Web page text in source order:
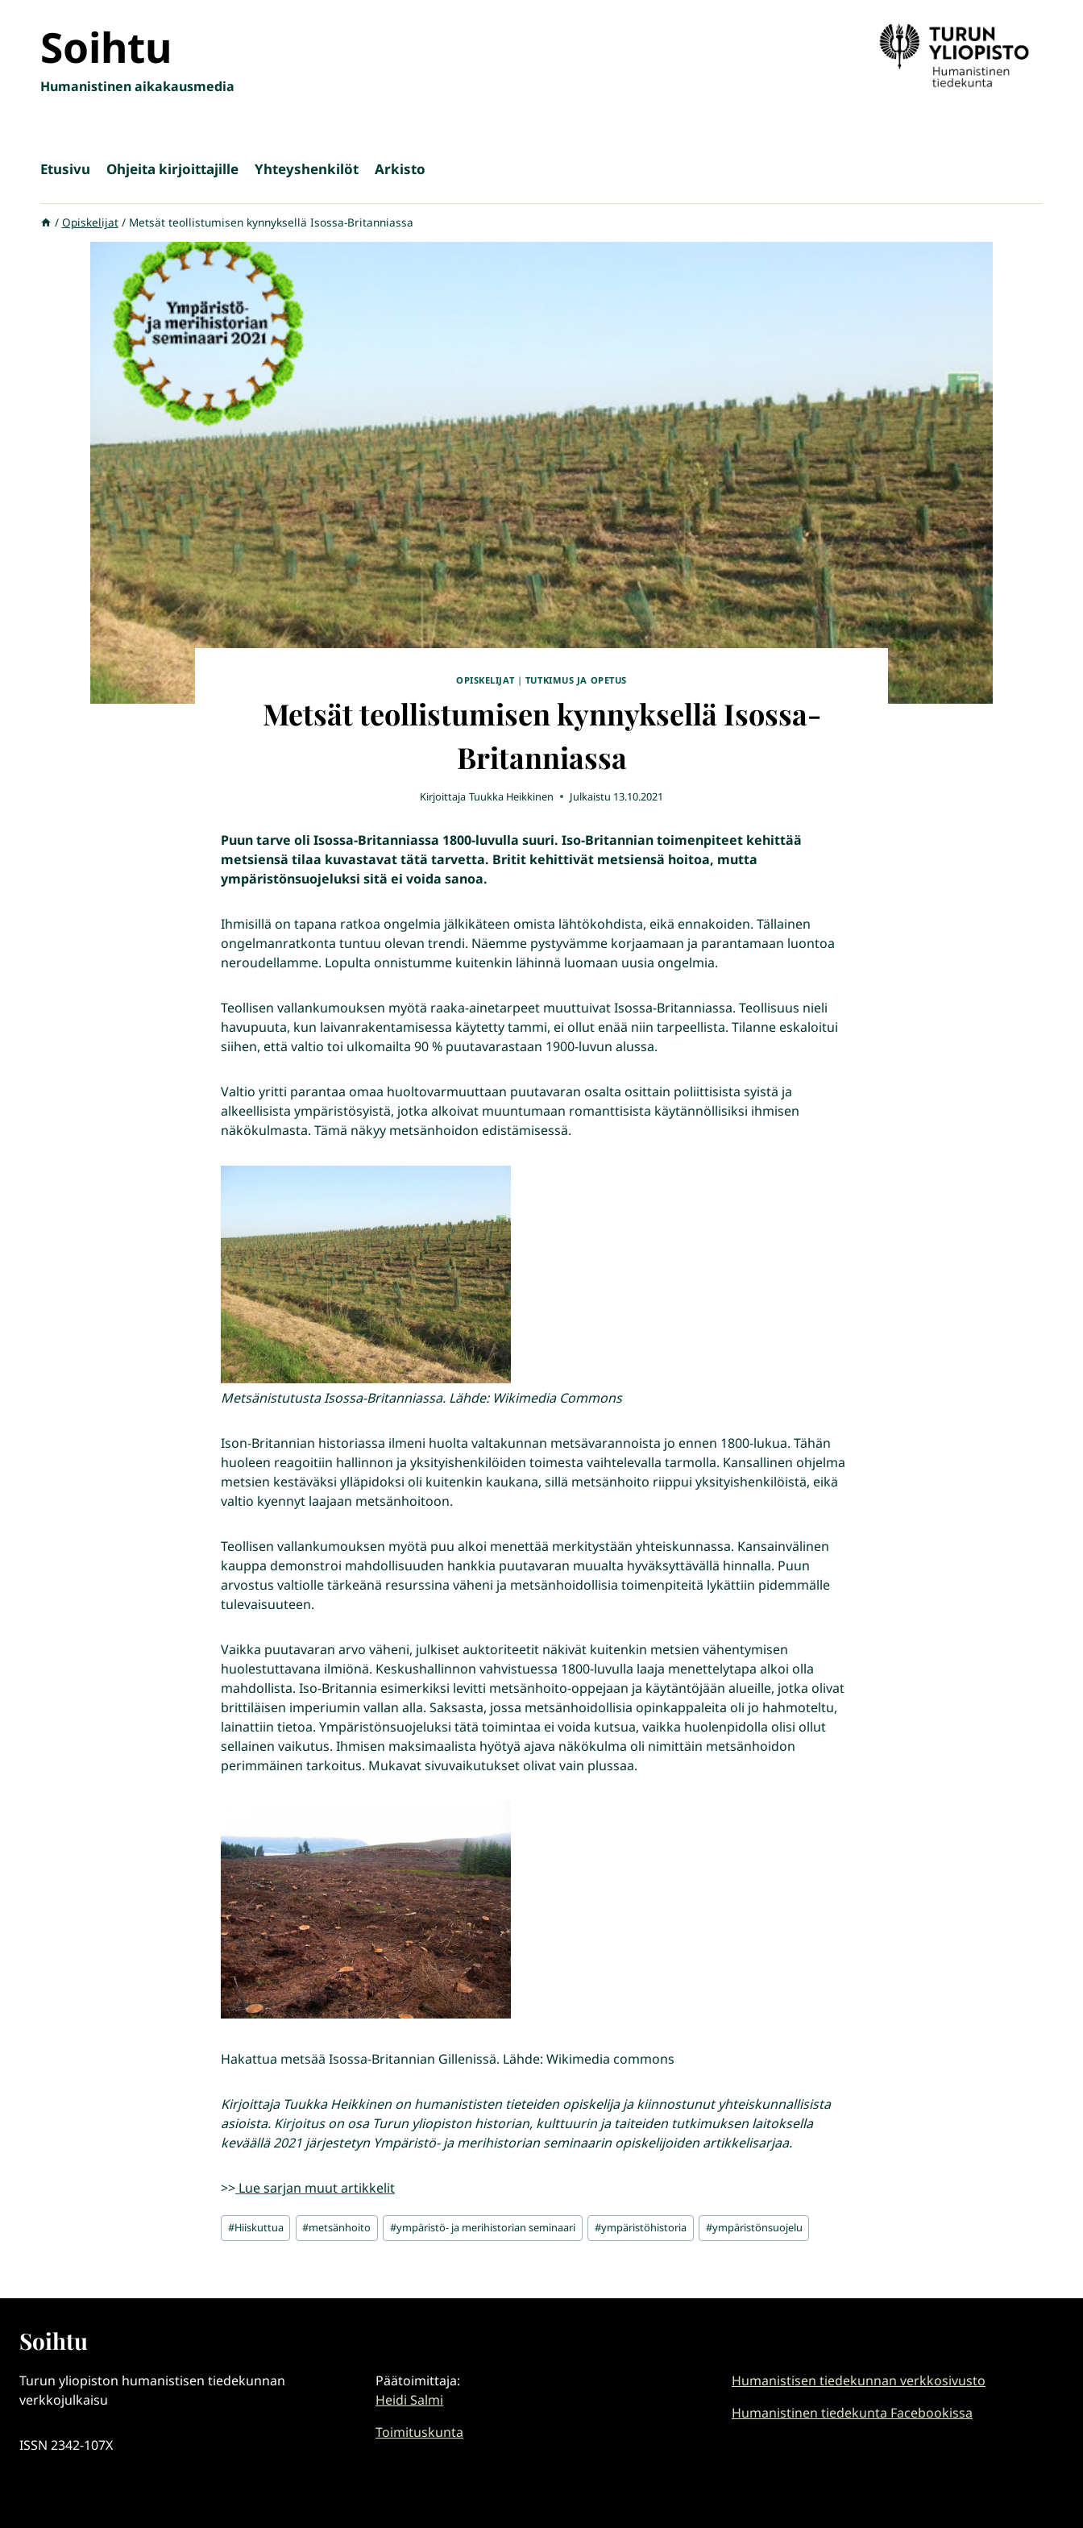
sisältöönSoihtu
Humanistinen aikakausmedia
Etusivu Ohjeita kirjoittajille Yhteyshenkilöt Arkisto
/ Opiskelijat / Metsät teollistumisen kynnyksellä Isossa-Britanniassa
OPISKELIJAT| TUTKIMUS JA OPETUS
Metsät teollistumisen kynnyksellä Isossa-
Britanniassa
Kirjoittaja Tuukka Heikkinen Julkaistu 13.10.2021
Puun tarve oli Isossa-Britanniassa 1800-luvulla suuri. Iso-Britannian toimenpiteet kehittää
metsiensä tilaa kuvastavat tätä tarvetta. Britit kehittivät metsiensä hoitoa, mutta
ympäristönsuojeluksi sitä ei voida sanoa.
Ihmisillä on tapana ratkoa ongelmia jälkikäteen omista lähtökohdista, eikä ennakoiden. Tällainen
ongelmanratkonta tuntuu olevan trendi. Näemme pystyvämme korjaamaan ja parantamaan luontoa
neroudellamme. Lopulta onnistumme kuitenkin lähinnä luomaan uusia ongelmia.
Teollisen vallankumouksen myötä raaka-ainetarpeet muuttuivat Isossa-Britanniassa. Teollisuus nieli
havupuuta, kun laivanrakentamisessa käytetty tammi, ei ollut enää niin tarpeellista. Tilanne eskaloitui
siihen, että valtio toi ulkomailta 90 % puutavarastaan 1900-luvun alussa.
Valtio yritti parantaa omaa huoltovarmuuttaan puutavaran osalta osittain poliittisista syistä ja
alkeellisista ympäristösyistä, jotka alkoivat muuntumaan romanttisista käytännöllisiksi ihmisen
näkökulmasta. Tämä näkyy metsänhoidon edistämisessä.
Metsänistutusta Isossa-Britanniassa. Lähde: Wikimedia Commons
Ison-Britannian historiassa ilmeni huolta valtakunnan metsävarannoista jo ennen 1800-lukua. Tähän
huoleen reagoitiin hallinnon ja yksityishenkilöiden toimesta vaihtelevalla tarmolla. Kansallinen ohjelma
metsien kestäväksi ylläpidoksi oli kuitenkin kaukana, sillä metsänhoito riippui yksityishenkilöistä, eikä
valtio kyennyt laajaan metsänhoitoon.
Teollisen vallankumouksen myötä puu alkoi menettää merkitystään yhteiskunnassa. Kansainvälinen
kauppa demonstroi mahdollisuuden hankkia puutavaran muualta hyväksyttävällä hinnalla. Puun
arvostus valtiolle tärkeänä resurssina väheni ja metsänhoidollisia toimenpiteitä lykättiin pidemmälle
tulevaisuuteen.
Vaikka puutavaran arvo väheni, julkiset auktoriteetit näkivät kuitenkin metsien vähentymisen
huolestuttavana ilmiönä. Keskushallinnon vahvistuessa 1800-luvulla laaja menettelytapa alkoi olla
mahdollista. Iso-Britannia esimerkiksi levitti metsänhoito-oppejaan ja käytäntöjään alueille, jotka olivat
brittiläisen imperiumin vallan alla. Saksasta, jossa metsänhoidollisia opinkappaleita oli jo hahmoteltu,
lainattiin tietoa. Ympäristönsuojeluksi tätä toimintaa ei voida kutsua, vaikka huolenpidolla olisi ollut
sellainen vaikutus. Ihmisen maksimaalista hyötyä ajava näkökulma oli nimittäin metsänhoidon
perimmäinen tarkoitus. Mukavat sivuvaikutukset olivat vain plussaa.
Hakattua metsää Isossa-Britannian Gillenissä. Lähde: Wikimedia commons
Kirjoittaja Tuukka Heikkinen on humanististen tieteiden opiskelija ja kiinnostunut yhteiskunnallisista
asioista. Kirjoitus on osa Turun yliopiston historian, kulttuurin ja taiteiden tutkimuksen laitoksella
keväällä 2021 järjestetyn Ympäristö- ja merihistorian seminaarin opiskelijoiden artikkelisarjaa.
>> Lue sarjan muut artikkelit
Avainsanat:
#Hiiskuttua #metsänhoito #ympäristö- ja merihistorian seminaari #ympäristöhistoria #ympäristönsuojelu
Soihtu
Turun yliopiston humanistisen tiedekunnan
verkkojulkaisu
ISSN 2342-107X
Päätoimittaja:
Heidi Salmi
Toimituskunta
Humanistisen tiedekunnan verkkosivusto
Humanistinen tiedekunta Facebookissa